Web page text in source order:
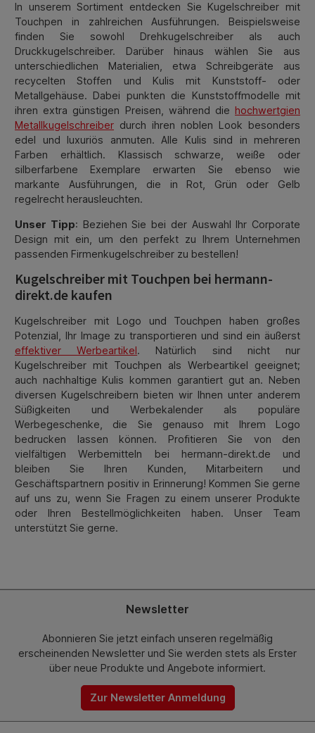
In unserem Sortiment entdecken Sie Kugelschreiber mit
Touchpen in zahlreichen Ausführungen. Beispielsweise
finden Sie sowohl Drehkugelschreiber als auch
Druckkugelschreiber. Darüber hinaus wählen Sie aus
unterschiedlichen Materialien, etwa Schreibgeräte aus
recycelten Stoffen und Kulis mit Kunststoff- oder
Metallgehäuse. Dabei punkten die Kunststoffmodelle mit
ihren extra günstigen Preisen, während die hochwertgien
Metallkugelschreiber durch ihren noblen Look besonders
edel und luxuriös anmuten. Alle Kulis sind in mehreren
Farben erhältlich. Klassisch schwarze, weiße oder
silberfarbene Exemplare erwarten Sie ebenso wie
markante Ausführungen, die in Rot, Grün oder Gelb
regelrecht herausleuchten.
Unser Tipp: Beziehen Sie bei der Auswahl Ihr Corporate
Design mit ein, um den perfekt zu Ihrem Unternehmen
passenden Firmenkugelschreiber zu bestellen!
Kugelschreiber mit Touchpen bei hermann-
direkt.de kaufen
Kugelschreiber mit Logo und Touchpen haben großes
Potenzial, Ihr Image zu transportieren und sind ein äußerst
effektiver Werbeartikel. Natürlich sind nicht nur
Kugelschreiber mit Touchpen als Werbeartikel geeignet;
auch nachhaltige Kulis kommen garantiert gut an. Neben
diversen Kugelschreibern bieten wir Ihnen unter anderem
Süßigkeiten und Werbekalender als populäre
Werbegeschenke, die Sie genauso mit Ihrem Logo
bedrucken lassen können. Profitieren Sie von den
vielfältigen Werbemitteln bei hermann-direkt.de und
bleiben Sie Ihren Kunden, Mitarbeitern und
Geschäftspartnern positiv in Erinnerung! Kommen Sie gerne
auf uns zu, wenn Sie Fragen zu einem unserer Produkte
oder Ihren Bestellmöglichkeiten haben. Unser Team
unterstützt Sie gerne.
Newsletter
Abonnieren Sie jetzt einfach unseren regelmäßig
erscheinenden Newsletter und Sie werden stets als Erster
über neue Produkte und Angebote informiert.
Zur Newsletter Anmeldung